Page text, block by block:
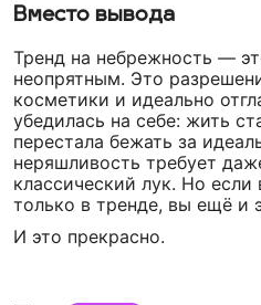
Вместо вывода
Тренд на небрежность —
неопрятным. Это
косметики и идеально
убедилась на себе: жить
перестала бежать за
неряшливость требует
классический лук. Но
только в тренде, вы ещё и
И это прекрасно.